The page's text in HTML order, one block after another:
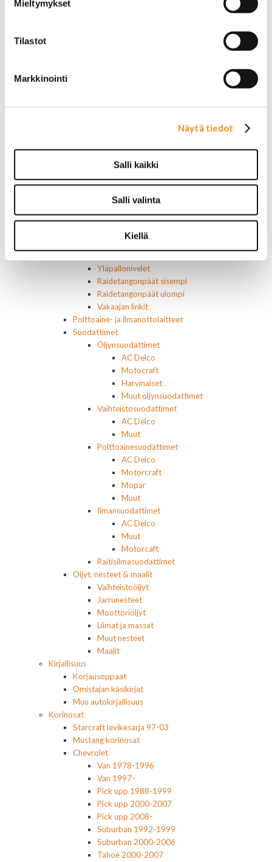
Mieltymykset
Tilastot
Markkinointi
Näytä tiedot
Salli kaikki
Salli valinta
Kiellä
Korkit
Letkut
Termostaatit, kotelot, tiivisteet
Vesipumput ja tiivisteet
Vapaatuulettimet ja viskokytkimet
Kiinnikkeet ja pidikkeet
Yläpallonivelet
Raidetangonpäät sisempi
Raidetangonpäät ulompi
Vakaajan linkit
Polttoaine- ja ilmanottolaitteet
Suodattimet
Öljynsuodattimet
AC Delco
Motocraft
Harvinaiset
Muut öljynsuodattimet
Vaihteistosuodattimet
AC Delco
Muut
Polttoainesuodattimet
AC Delco
Motorcraft
Mopar
Muut
Ilmansuodattimet
AC Delco
Muut
Motorcaft
Raitisilmasuodattimet
Öljyt, nesteet & maalit
Vaihteistoöljyt
Jarrunesteet
Moottoriöljyt
Liimat ja massat
Muut nesteet
Maalit
Kirjallisuus
Korjausoppaat
Omistajan käsikirjat
Muu autokirjallisuus
Korinosat
Starcraft levikesarja 97-03
Mustang korinosat
Chevrolet
Van 1978-1996
Van 1997-
Pick upp 1988-1999
Pick upp 2000-2007
Pick upp 2008-
Suburban 1992-1999
Suburban 2000-2006
Tahoe 2000-2007